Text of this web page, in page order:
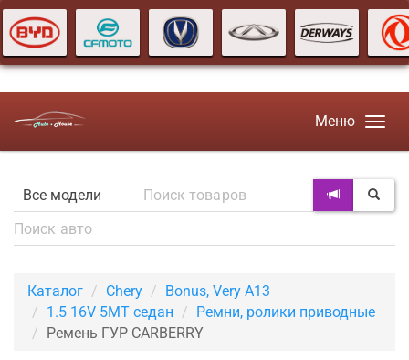
Меню
Каталог Chery
Bonus, Very A13
1.5 16V 5MT седан
Ремни, ролики приводные
Ремень ГУР CARBERRY